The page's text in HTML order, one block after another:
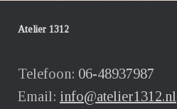
Atelier 1312
Telefoon: 06-48937987
Email: info@atelier1312.nl